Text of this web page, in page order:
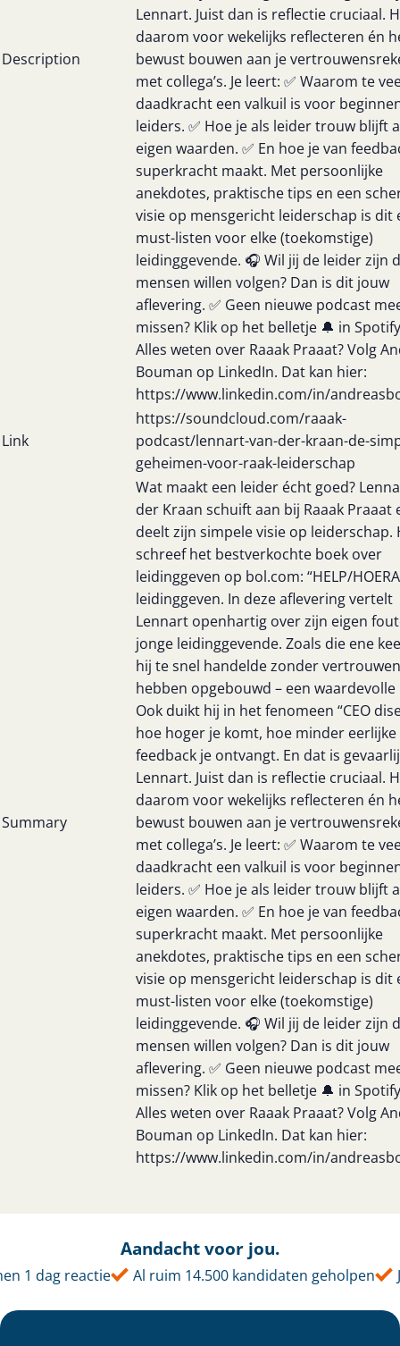
Description
Lennart. Juist dan is reflectie cruciaal.
daarom voor wekelijks reflecteren én
bewust bouwen aan je
met collega’s. Je leert: ✅ Waarom te
daadkracht een valkuil is voor
leiders. ✅ Hoe je als leider trouw blijft
eigen waarden. ✅ En hoe je van
superkracht maakt. Met persoonlijke
anekdotes, praktische tips en een
visie op mensgericht leiderschap is dit
must-listen voor elke (toekomstige)
leidinggevende. 🎧 Wil jij de leider zijn
mensen willen volgen? Dan is dit jouw
aflevering. ✅ Geen nieuwe podcast
missen? Klik op het belletje 🔔 in
Alles weten over Raaak Praaat? Volg
Bouman op LinkedIn. Dat kan hier:
https://www.linkedin.com/in/
Link
https://soundcloud.com/raaak-
podcast/lennart-van-der-kraan-de-
geheimen-voor-raak-leiderschap
Summary
Wat maakt een leider écht goed?
der Kraan schuift aan bij Raaak Praaat
deelt zijn simpele visie op leiderschap.
schreef het bestverkochte boek over
leidinggeven op bol.com: “HELP/
leidinggeven. In deze aflevering vertelt
Lennart openhartig over zijn eigen
jonge leidinggevende. Zoals die ene
hij te snel handelde zonder
hebben opgebouwd – een waardevolle
Ook duikt hij in het fenomeen “CEO
hoe hoger je komt, hoe minder eerlijke
feedback je ontvangt. En dat is
Lennart. Juist dan is reflectie cruciaal.
daarom voor wekelijks reflecteren én
bewust bouwen aan je
met collega’s. Je leert: ✅ Waarom te
daadkracht een valkuil is voor
leiders. ✅ Hoe je als leider trouw blijft
eigen waarden. ✅ En hoe je van
superkracht maakt. Met persoonlijke
anekdotes, praktische tips en een
visie op mensgericht leiderschap is dit
must-listen voor elke (toekomstige)
leidinggevende. 🎧 Wil jij de leider zijn
mensen willen volgen? Dan is dit jouw
aflevering. ✅ Geen nieuwe podcast
missen? Klik op het belletje 🔔 in
Alles weten over Raaak Praaat? Volg
Bouman op LinkedIn. Dat kan hier:
https://www.linkedin.com/in/
Aandacht voor jou.
1 dag reactie Al ruim 14.500 kandidaten geholpen